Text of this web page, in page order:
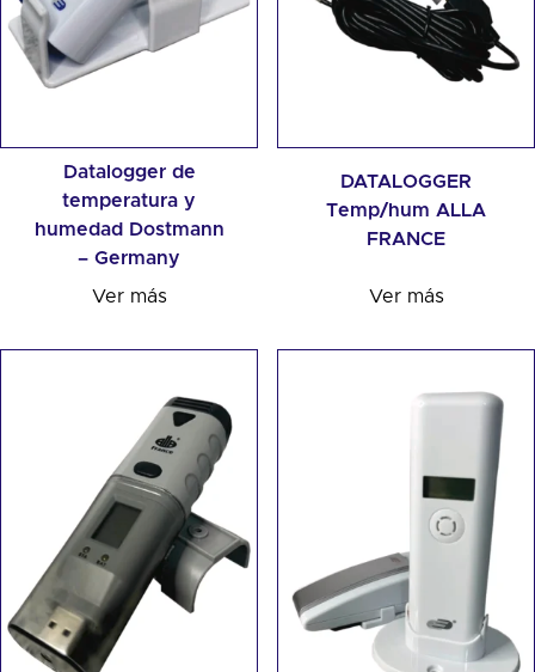
Datalogger de
temperatura y
humedad Dostmann
– Germany
Ver más
DATALOGGER
Temp/hum ALLA
FRANCE
Ver más